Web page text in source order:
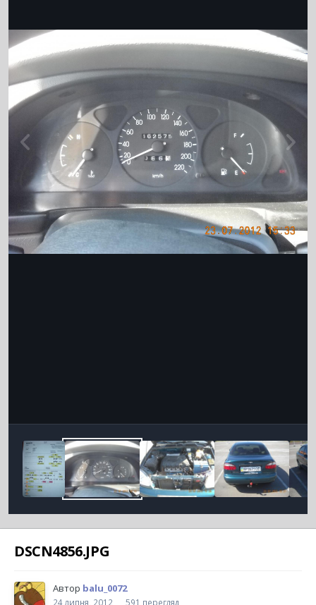
DSCN4856.JPG
Автор balu_0072
24 липня, 2012
591 перегляд